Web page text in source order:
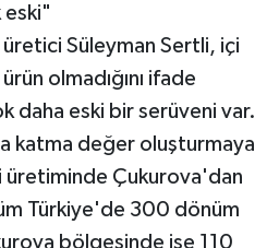
eski"
üretici Süleyman Sertli, içi
olmadığını ifade
daha eski bir serüveni var.
katma değer oluşturmaya
üretiminde Çukurova'dan
Türkiye'de 300 dönüm
bölgesinde ise 110